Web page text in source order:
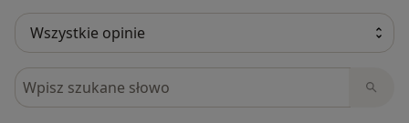
Szukaj w opiniach